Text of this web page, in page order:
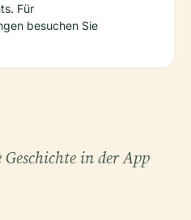
Für
besuchen Sie
in der App